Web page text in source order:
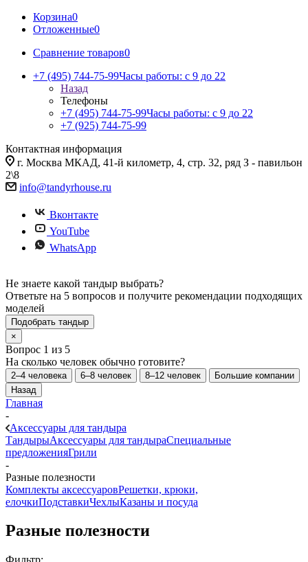
Корзина0
Отложенные0
Сравнение товаров0
+7 (495) 744-75-99Часы работы: c 9 до 22
Назад
Телефоны
+7 (495) 744-75-99Часы работы: c 9 до 22
+7 (925) 744-75-99
Контактная информация
г. Москва МКАД, 41-й километр, 4, стр. 32, ряд З - павильон
2\8
info@tandyrhouse.ru
Вконтакте
YouTube
WhatsApp
Не знаете какой тандыр выбрать?
Ответьте на 5 вопросов и получите рекомендации подходящих
моделей
Подобрать тандыр
×
Вопрос 1 из 5
На сколько человек обычно готовите?
2–4 человека 6–8 человек 8–12 человек
Большие компании
Назад
Главная
-
Аксессуары для тандыра
ТандырыАксессуары для тандыраСпециальные
предложенияГрили
-
Разные полезности
Комплекты аксессуаровРешетки, крюки,
елочкиПодставкиЧехлыКазаны и посуда
Разные полезности